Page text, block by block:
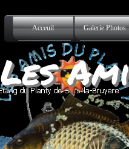
Acceuil
Galerie Photos
Les